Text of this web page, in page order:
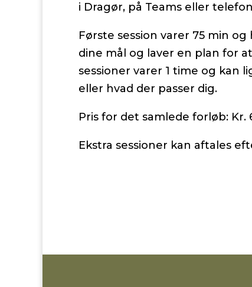
i Dragør, på Teams eller
Første session varer 75 min
dine mål og laver en plan for
sessioner varer 1 time og kan
eller hvad der passer dig.
Pris for det samlede forløb: Kr.
Ekstra sessioner kan aftales